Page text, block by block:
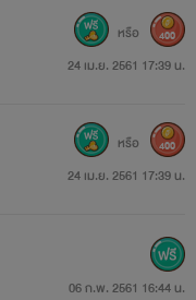
24 เม.ย. 2561 17:39 น.
หรือ 400
24 เม.ย. 2561 17:39 น.
หรือ 400
06 ก.พ. 2561 16:44 น.